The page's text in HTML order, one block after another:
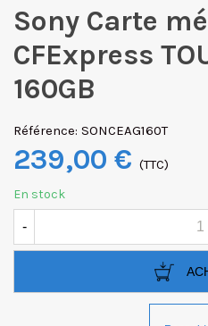
Sony Carte
CFExpress
160GB
Référence: SONCEAG160T
239,00 € (TTC)
En stock
-